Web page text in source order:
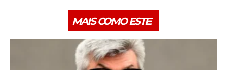
MAIS COMO ESTE